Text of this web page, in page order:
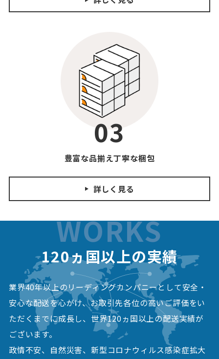
03
豊富な品揃え丁寧な梱包
詳しく見る
WORKS
120ヵ国以上の実績
業界40年以上のリーディングカンパニーとして安全・
安心な配送を心がけ、お取引先各位の高いご評価をい
ただくまでに成長し、世界120ヵ国以上の配送実績が
ございます。
政情不安、自然災害、新型コロナウィルス感染症拡大